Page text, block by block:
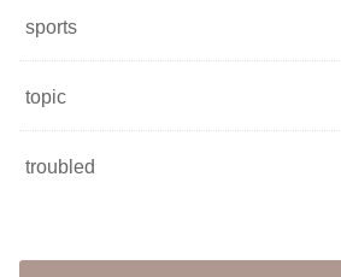
sports
topic
troubled